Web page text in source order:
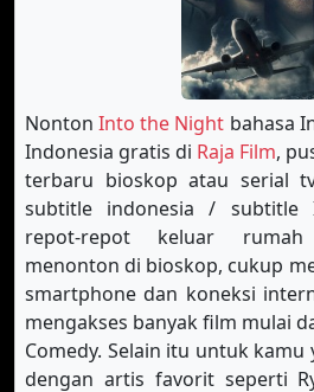
NontonInto the Night bahasa
Indonesia gratis di Raja Film,
terbaru bioskop atau serial
subtitle indonesia / subtitle
repot-repot keluar
menonton di bioskop, cukup
smartphone dan koneksi
mengakses banyak film mulai
Comedy. Selain itu untuk
dengan artis favorit seperti